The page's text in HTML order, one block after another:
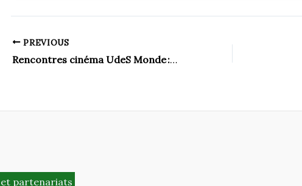
PREVIOUS
Rencontres cinéma UdeS Monde: la science-fiction en vedette
et partenariats